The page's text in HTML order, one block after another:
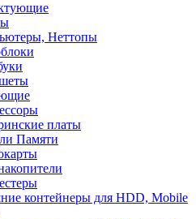
Неттопы
платы
Памяти
контейнеры для HDD, Mobile